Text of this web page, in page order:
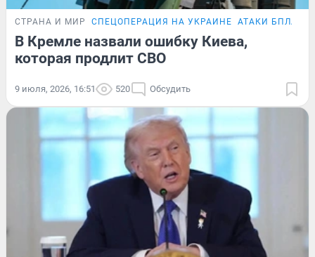
СТРАНА И МИР СПЕЦОПЕРАЦИЯ НА УКРАИНЕ АТАКИ БПЛА
В Кремле назвали ошибку Киева,
которая продлит СВО
9 июля, 2026, 16:51 520 Обсудить